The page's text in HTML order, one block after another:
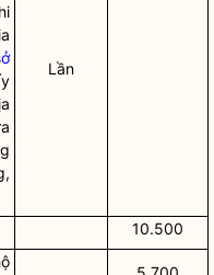
Lần
10.500